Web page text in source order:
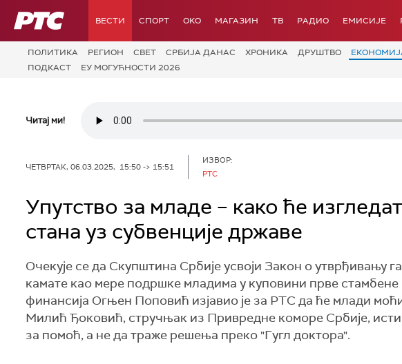
РТС ВЕСТИ СПОРТ OKO МАГАЗИН ТВ РАДИО ЕМИСИЈЕ
ПОЛИТИКА РЕГИОН СВЕТ СРБИЈА ДАНАС ХРОНИКА ДРУШТВО
ПОДКАСТ
ЕУ МОГУЋНОСТИ 2026
Читај ми!
ЧЕТВРТАК, 06.03.2025, 15:50 -> 15:51
ИЗВОР:
РТС
Упутство за младе – како ће
стана уз субвенције државе
Очекује се да Скупштина Србије усвоји Закон о утврђивању
камате као мере подршке младима у куповини прве
финансија Огњен Поповић изјавио је за РТС да ће млади
Милић Ђоковић, стручњак из Привредне коморе Србије,
за помоћ, а не да траже решења преко "Гугл доктора".